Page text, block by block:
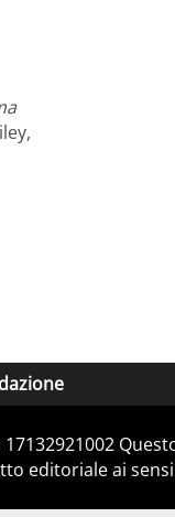
ai sensi